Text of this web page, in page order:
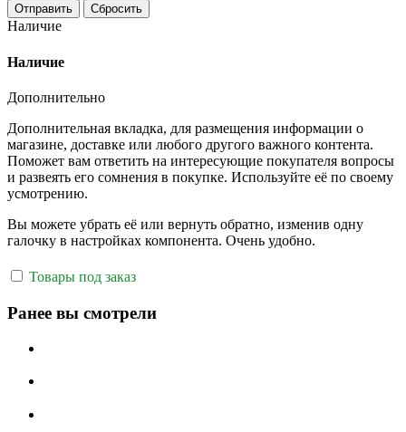
Отправить Сбросить
Наличие
Наличие
Дополнительно
Дополнительная вкладка, для размещения информации о
магазине, доставке или любого другого важного контента.
Поможет вам ответить на интересующие покупателя вопросы
и развеять его сомнения в покупке. Используйте её по своему
усмотрению.
Вы можете убрать её или вернуть обратно, изменив одну
галочку в настройках компонента. Очень удобно.
Товары под заказ
Ранее вы смотрели